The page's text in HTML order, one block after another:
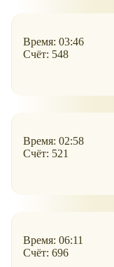
Время: 03:46
Счёт: 548
Время: 02:58
Счёт: 521
Время: 06:11
Счёт: 696